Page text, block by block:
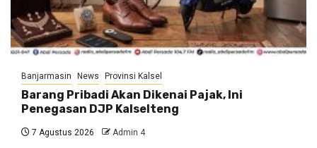
Banjarmasin News Provinsi Kalsel
Barang Pribadi Akan Dikenai Pajak, Ini
Penegasan DJP Kalselteng
7 Agustus 2026 Admin 4